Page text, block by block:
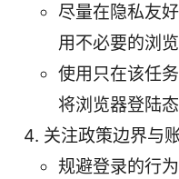
尽量在隐私友
用不必要的浏览
使用只在该任
将浏览器登陆
关注政策边界与
规避登录的行